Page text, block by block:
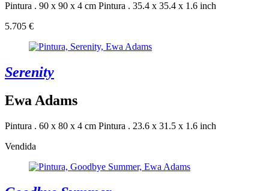
Pintura . 90 x 90 x 4 cm Pintura . 35.4 x 35.4 x 1.6 inch
5.705 €
Serenity
Ewa Adams
Pintura . 60 x 80 x 4 cm Pintura . 23.6 x 31.5 x 1.6 inch
Vendida